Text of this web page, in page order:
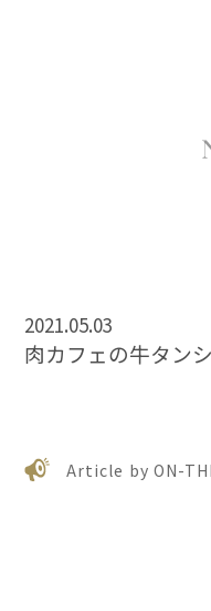
2021.05.03
肉カフェの牛タン
Article by ON-